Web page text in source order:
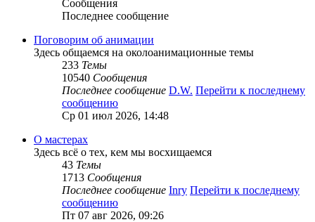
Сообщения
Последнее сообщение
Поговорим об анимации
Здесь общаемся на околоанимационные темы
233 Темы
10540 Сообщения
Последнее сообщение D.W. Перейти к последнему
сообщению
Ср 01 июл 2026, 14:48
О мастерах
Здесь всё о тех, кем мы восхищаемся
43 Темы
1713 Сообщения
Последнее сообщение Inry Перейти к последнему
сообщению
Пт 07 авг 2026, 09:26